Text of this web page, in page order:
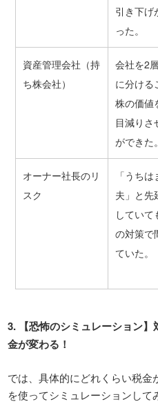
引き下げ
った。
資産管理会社（持
ち株会社）
会社を2
に分ける
株の価値
目減りさ
ができた。
オーナー社長のリ
スク
「うち
夫」と先
していて
の対策で
ていた。
3. 【恐怖のシミュレーション
金が変わる！
では、具体的にどれくらい税
を使ってシミュレーションして